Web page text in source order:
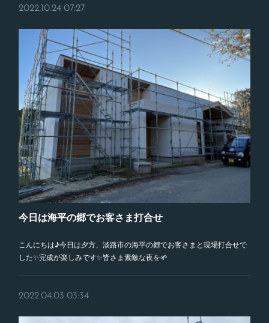
2022.10.24 07:27
今日は海平の郷でお客さま打合せ
こんにちは♪今日は夕方、淡路市の海平の郷でお客さまと現場打合せで
した✨完成が楽しみです✨皆さま素敵な夜を🌱
2022.04.03 03:34